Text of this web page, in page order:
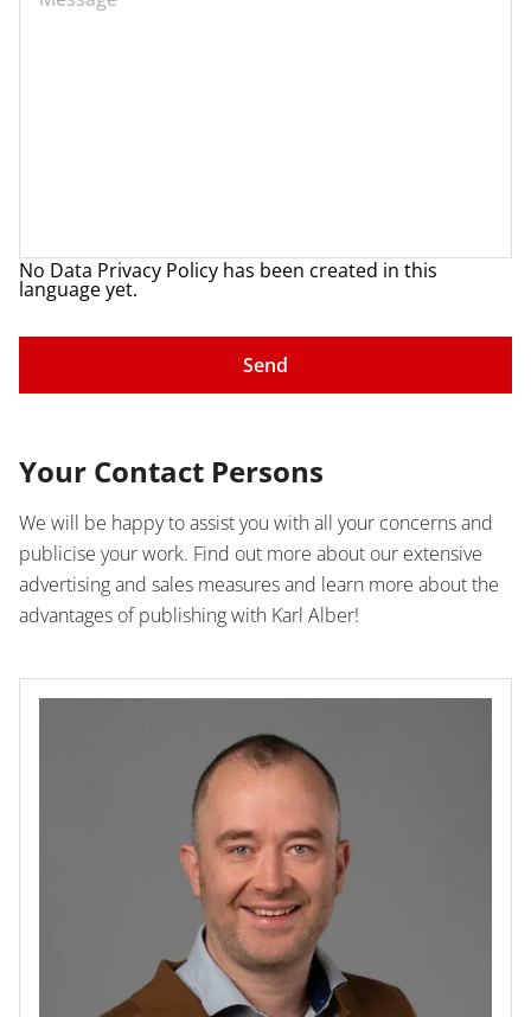
No Data Privacy Policy has been created in this
language yet.
Your Contact Persons
We will be happy to assist you with all your concerns and
publicise your work. Find out more about our extensive
advertising and sales measures and learn more about the
advantages of publishing with Karl Alber!